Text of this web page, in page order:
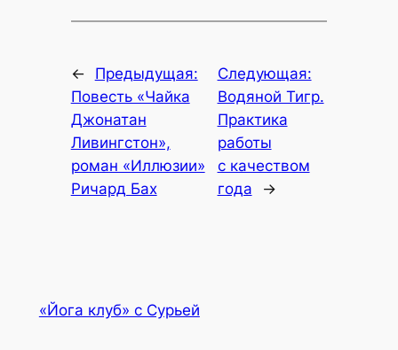
←
Предыдущая:
Повесть «Чайка
Джонатан
Ливингстон»,
роман «Иллюзии»
Ричард Бах
Следующая:
Водяной Тигр.
Практика
работы
с качеством
года
→
«Йога клуб» с Сурьей